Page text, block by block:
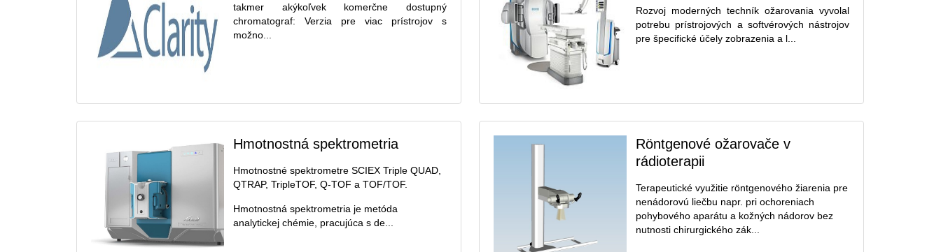
takmer akýkoľvek komerčne dostupný
chromatograf: Verzia pre viac prístrojov s
možno...
Hmotnostná spektrometria
Hmotnostné spektrometre SCIEX Triple QUAD,
QTRAP, TripleTOF, Q-TOF a TOF/TOF.
Hmotnostná spektrometria je metóda
analytickej chémie, pracujúca s de...
Rozvoj moderných techník ožarovania vyvolal
potrebu prístrojových a softvérových nástrojov
pre špecifické účely zobrazenia a l...
Röntgenové ožarovače v
rádioterapii
Terapeutické využitie röntgenového žiarenia pre
nenádorovú liečbu napr. pri ochoreniach
pohybového aparátu a kožných nádorov bez
nutnosti chirurgického zák...